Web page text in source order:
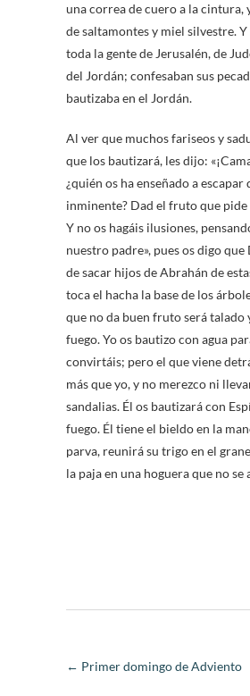
una correa de cuero a la cintura,
de saltamontes y miel silvestre. Y
toda la gente de Jerusalén, de
del Jordán; confesaban sus
bautizaba en el Jordán.
Al ver que muchos fariseos y
que los bautizará, les dijo:
¿quién os ha enseñado a escapar
inminente? Dad el fruto que
Y no os hagáis ilusiones,
nuestro padre», pues os digo que
de sacar hijos de Abrahán de
toca el hacha la base de los
que no da buen fruto será talado
fuego. Yo os bautizo con agua
convirtáis; pero el que viene
más que yo, y no merezco ni
sandalias. Él os bautizará con
fuego. Él tiene el bieldo en la
parva, reunirá su trigo en el
la paja en una hoguera que no se
← Primer domingo de Adviento